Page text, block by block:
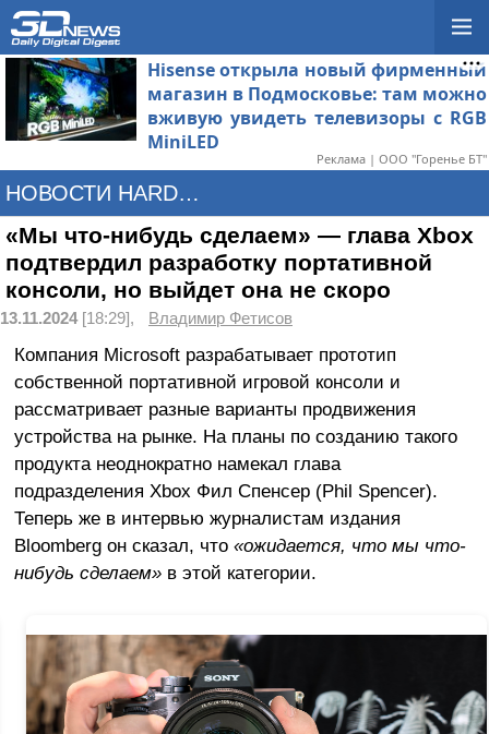
Hisense открыла новый фирменный
магазин в Подмосковье: там можно
вживую увидеть телевизоры с RGB
MiniLED
Реклама | ООО "Горенье БТ"
НОВОСТИ HARDWARE
«Мы что-нибудь сделаем» — глава Xbox
подтвердил разработку портативной
консоли, но выйдет она не скоро
13.11.2024[18:29], Владимир Фетисов
Компания Microsoft разрабатывает прототип
собственной портативной игровой консоли и
рассматривает разные варианты продвижения
устройства на рынке. На планы по созданию такого
продукта неоднократно намекал глава
подразделения Xbox Фил Спенсер (Phil Spencer).
Теперь же в интервью журналистам издания
Bloomberg он сказал, что «ожидается, что мы что-
нибудь сделаем»в этой категории.